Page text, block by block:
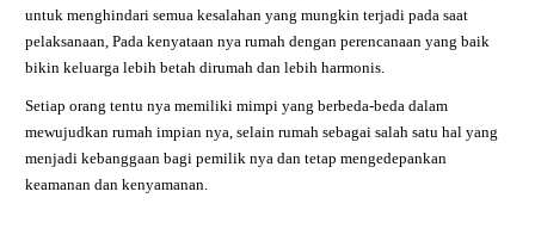
untuk menghindari semua kesalahan yang mungkin terjadi pada saat
pelaksanaan, Pada kenyataan nya rumah dengan perencanaan yang baik
bikin keluarga lebih betah dirumah dan lebih harmonis.
Setiap orang tentu nya memiliki mimpi yang berbeda-beda dalam
mewujudkan rumah impian nya, selain rumah sebagai salah satu hal yang
menjadi kebanggaan bagi pemilik nya dan tetap mengedepankan
keamanan dan kenyamanan.